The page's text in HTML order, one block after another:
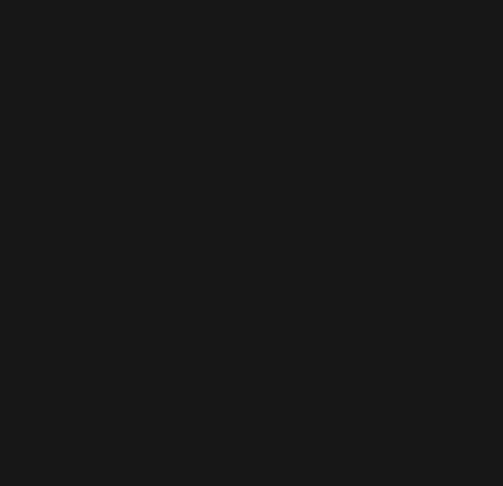
Основні
осушувачі
потужність –
доходять до 700 Вт,
інтенсивність
моделі будуть
повітрообмін – він
тип управління –
гучність – найтихіші
швидкість
іонізація – очищає і
ароматизація – в
очищення повітря –